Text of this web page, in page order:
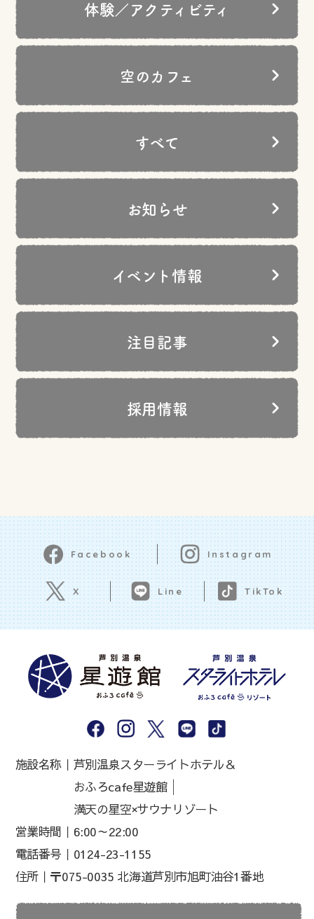
体験／アクティビティ
空のカフェ
すべて
お知らせ
イベント情報
注目記事
採用情報
Facebook Instagram
X Line TikTok
施設名称｜ 芦別温泉スターライトホテル＆
おふろcafe星遊館│
満天の星空×サウナリゾート
営業時間｜ 6:00～22:00
電話番号｜ 0124-23-1155
住所｜ 〒075-0035 北海道芦別市旭町油谷1番地